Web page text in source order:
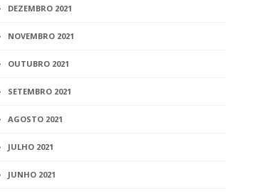
DEZEMBRO 2021
NOVEMBRO 2021
OUTUBRO 2021
SETEMBRO 2021
AGOSTO 2021
JULHO 2021
JUNHO 2021